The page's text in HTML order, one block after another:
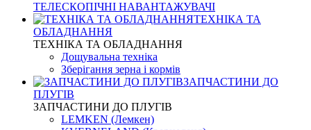
ТЕЛЕСКОПІЧНІ НАВАНТАЖУВАЧІ
ТЕХНІКА ТА
ОБЛАДНАННЯ
ТЕХНІКА ТА ОБЛАДНАННЯ
Дощувальна техніка
Зберігання зерна і кормів
ЗАПЧАСТИНИ ДО
ПЛУГІВ
ЗАПЧАСТИНИ ДО ПЛУГІВ
LEMKEN (Лемкен)